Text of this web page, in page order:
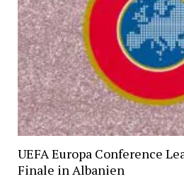
UEFA Europa Conference
Finale in Albanien